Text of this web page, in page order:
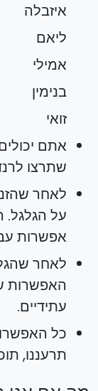
איזבלה
ליאם
אמילי
בנימין
זואי
אתם
שתרצו
לאחר
על הגלגל.
אפשרות
לאחר
האפשרות
עתידיים.
כל
תרעננו,